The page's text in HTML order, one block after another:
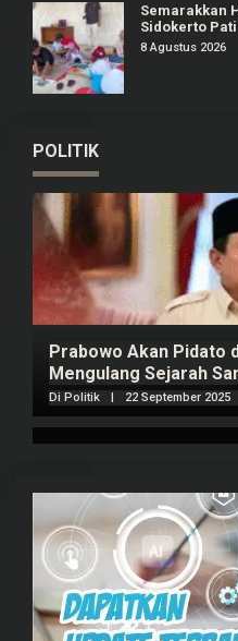
Semarakkan
Sidokerto
8 Agustus 2026
POLITIK
Prabowo Akan Pidato
Mengulang Sejarah
Di Politik 22 September 2025